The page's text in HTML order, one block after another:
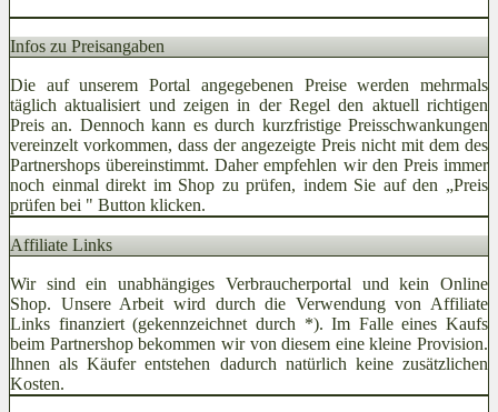
Infos zu Preisangaben
Die auf unserem Portal angegebenen Preise werden mehrmals
täglich aktualisiert und zeigen in der Regel den aktuell richtigen
Preis an. Dennoch kann es durch kurzfristige Preisschwankungen
vereinzelt vorkommen, dass der angezeigte Preis nicht mit dem des
Partnershops übereinstimmt. Daher empfehlen wir den Preis immer
noch einmal direkt im Shop zu prüfen, indem Sie auf den „Preis
prüfen bei " Button klicken.
Affiliate Links
Wir sind ein unabhängiges Verbraucherportal und kein Online
Shop. Unsere Arbeit wird durch die Verwendung von Affiliate
Links finanziert (gekennzeichnet durch *). Im Falle eines Kaufs
beim Partnershop bekommen wir von diesem eine kleine Provision.
Ihnen als Käufer entstehen dadurch natürlich keine zusätzlichen
Kosten.